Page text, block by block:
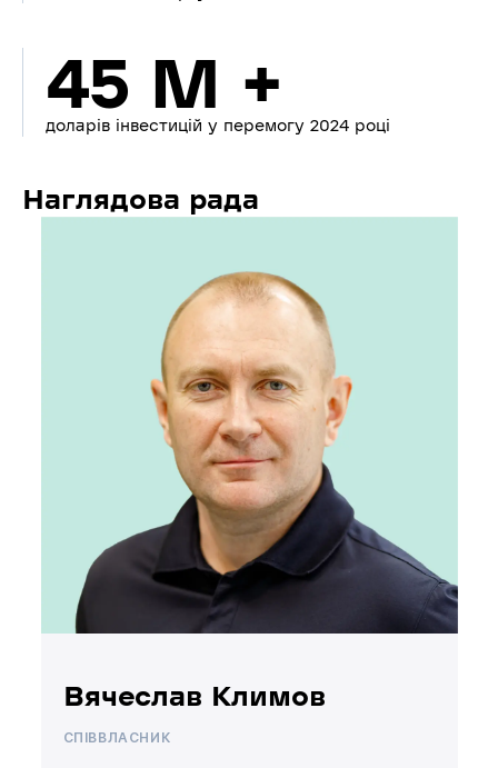
45 M +
доларів інвестицій у перемогу 2024 році
Наглядова рада
Вячеслав Климов
СПІВВЛАСНИК